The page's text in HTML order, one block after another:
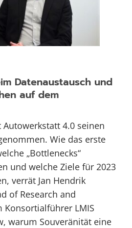
Datenaustausch und
auf dem
Autowerkstatt 4.0 seinen
Wie das erste
„Bottlenecks“
und welche Ziele für 2023
verrät Jan Hendrik
of Research and
Konsortialführer LMIS
warum Souveränität eine